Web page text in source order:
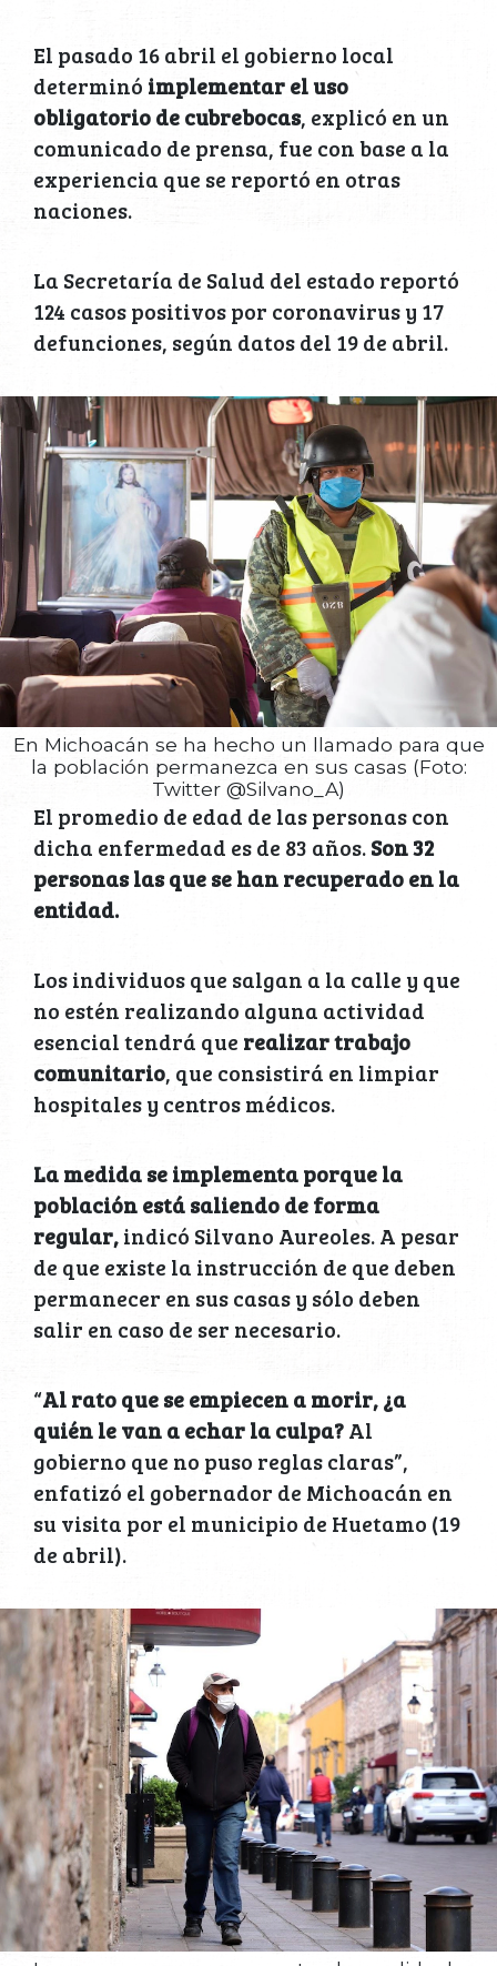
El pasado 16 abril el gobierno local
determinó implementar el uso
obligatorio de cubrebocas, explicó en un
comunicado de prensa, fue con base a la
experiencia que se reportó en otras
naciones.
La Secretaría de Salud del estado reportó
124 casos positivos por coronavirus y 17
defunciones, según datos del 19 de abril.
En Michoacán se ha hecho un llamado para que
la población permanezca en sus casas (Foto:
Twitter @Silvano_A)
El promedio de edad de las personas con
dicha enfermedad es de 83 años.Son 32
personas las que se han recuperado en la
entidad.
Los individuos que salgan a la calle y que
no estén realizando alguna actividad
esencial tendrá que realizar trabajo
comunitario, que consistirá en limpiar
hospitales y centros médicos.
La medida se implementa porque la
población está saliendo de forma
regular,indicó Silvano Aureoles. A pesar
de que existe la instrucción de que deben
permanecer en sus casas y sólo deben
salir en caso de ser necesario.
“Al rato que se empiecen a morir, ¿a
quién le van a echar la culpa?Al
gobierno que no puso reglas claras”,
enfatizó el gobernador de Michoacán en
su visita por el municipio de Huetamo (19
de abril).